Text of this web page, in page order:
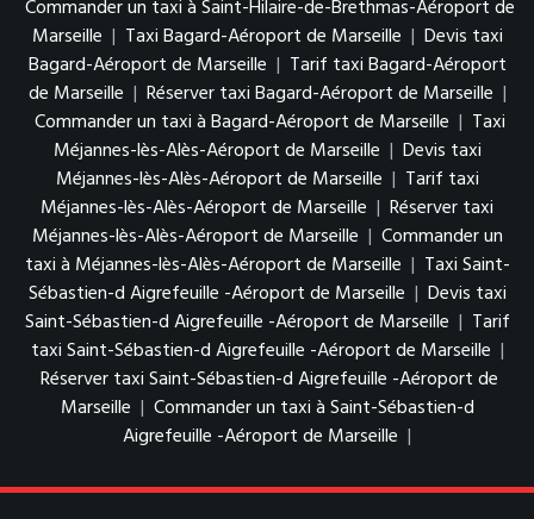
Commander un taxi à Saint-Hilaire-de-Brethmas-Aéroport de
Marseille | Taxi Bagard-Aéroport de Marseille | Devis taxi
Bagard-Aéroport de Marseille | Tarif taxi Bagard-Aéroport
de Marseille | Réserver taxi Bagard-Aéroport de Marseille |
Commander un taxi à Bagard-Aéroport de Marseille | Taxi
Méjannes-lès-Alès-Aéroport de Marseille | Devis taxi
Méjannes-lès-Alès-Aéroport de Marseille | Tarif taxi
Méjannes-lès-Alès-Aéroport de Marseille | Réserver taxi
Méjannes-lès-Alès-Aéroport de Marseille | Commander un
taxi à Méjannes-lès-Alès-Aéroport de Marseille | Taxi Saint-
Sébastien-d Aigrefeuille -Aéroport de Marseille | Devis taxi
Saint-Sébastien-d Aigrefeuille -Aéroport de Marseille | Tarif
taxi Saint-Sébastien-d Aigrefeuille -Aéroport de Marseille |
Réserver taxi Saint-Sébastien-d Aigrefeuille -Aéroport de
Marseille | Commander un taxi à Saint-Sébastien-d
Aigrefeuille -Aéroport de Marseille |